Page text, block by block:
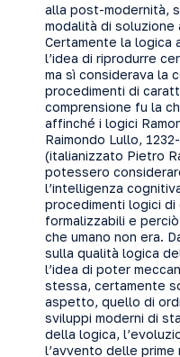
alla post-modernità,
modalità di soluzione
Certamente la logica
l’idea di riprodurre
ma sì considerava la
procedimenti di
comprensione fu la
affinché i logici
Raimondo Lullo,
(italianizzato Pietro
potessero
l’intelligenza
procedimenti logici di
formalizzabili e
che umano non era.
sulla qualità logica
l’idea di poter
stessa, certamente
aspetto, quello di
sviluppi moderni di
della logica,
l’avvento delle prime